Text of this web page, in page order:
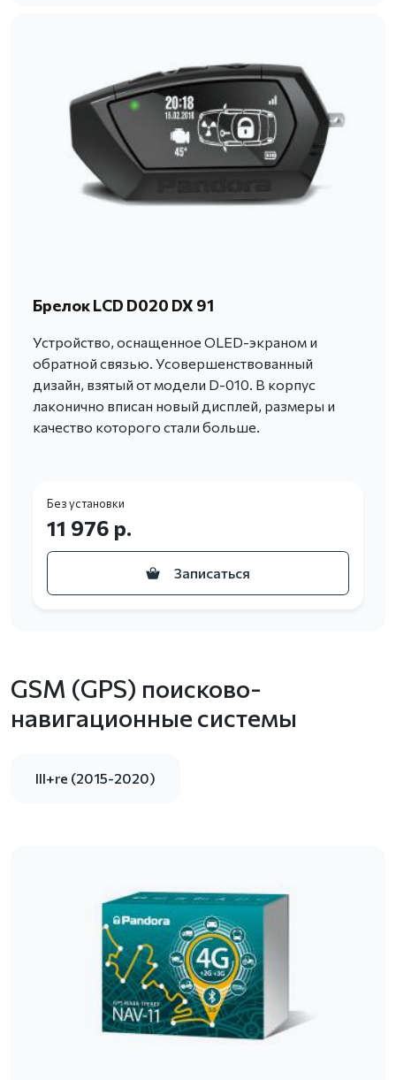
Брелок LCD D020 DX 91
Устройство, оснащенное OLED-экраном и
обратной связью. Усовершенствованный
дизайн, взятый от модели D-010. В корпус
лаконично вписан новый дисплей, размеры и
качество которого стали больше.
Без установки
11 976 р.
Записаться
GSM (GPS) поисково-
навигационные системы
III+re (2015-2020)